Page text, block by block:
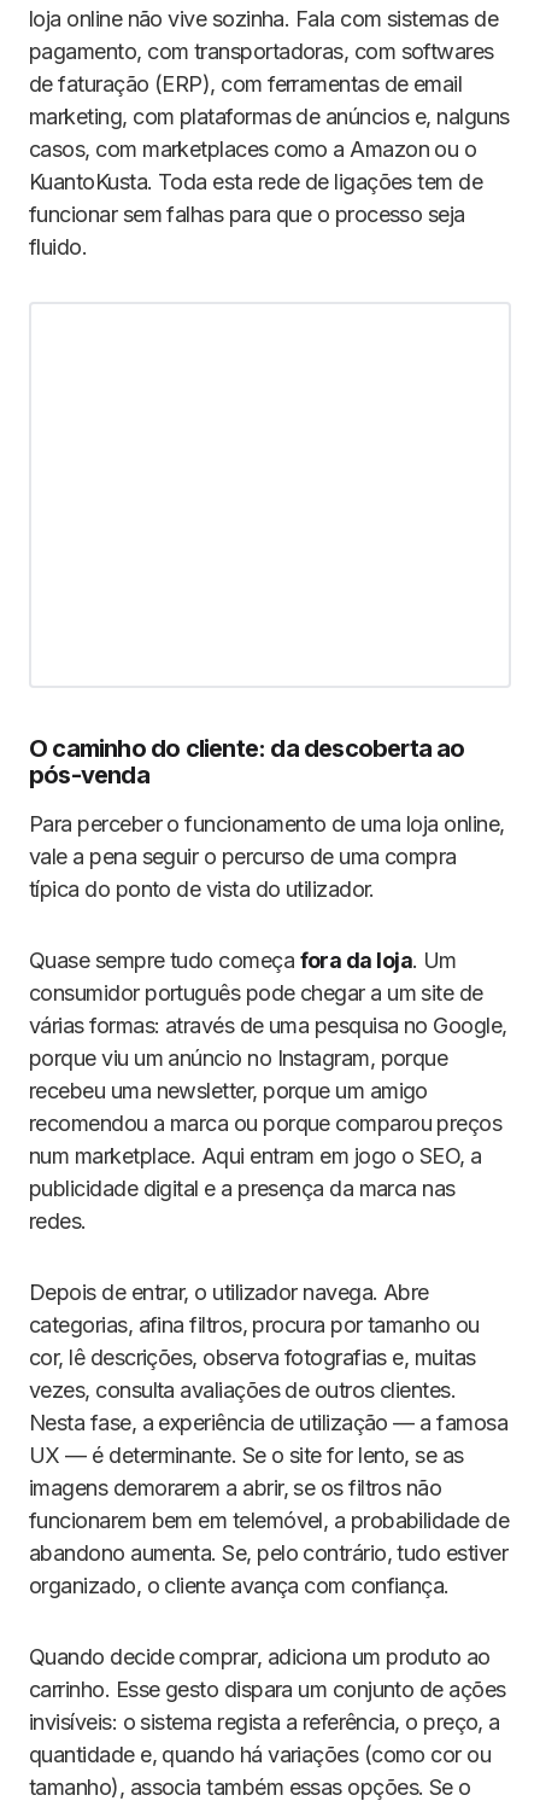
loja online não vive sozinha. Fala com sistemas de
pagamento, com transportadoras, com softwares
de faturação (ERP), com ferramentas de email
marketing, com plataformas de anúncios e, nalguns
casos, com marketplaces como a Amazon ou o
KuantoKusta. Toda esta rede de ligações tem de
funcionar sem falhas para que o processo seja
fluido.
O caminho do cliente: da descoberta ao
pós-venda
Para perceber o funcionamento de uma loja online,
vale a pena seguir o percurso de uma compra
típica do ponto de vista do utilizador.
Quase sempre tudo começa fora da loja. Um
consumidor português pode chegar a um site de
várias formas: através de uma pesquisa no Google,
porque viu um anúncio no Instagram, porque
recebeu uma newsletter, porque um amigo
recomendou a marca ou porque comparou preços
num marketplace. Aqui entram em jogo o SEO, a
publicidade digital e a presença da marca nas
redes.
Depois de entrar, o utilizador navega. Abre
categorias, afina filtros, procura por tamanho ou
cor, lê descrições, observa fotografias e, muitas
vezes, consulta avaliações de outros clientes.
Nesta fase, a experiência de utilização — a famosa
UX — é determinante. Se o site for lento, se as
imagens demorarem a abrir, se os filtros não
funcionarem bem em telemóvel, a probabilidade de
abandono aumenta. Se, pelo contrário, tudo estiver
organizado, o cliente avança com confiança.
Quando decide comprar, adiciona um produto ao
carrinho. Esse gesto dispara um conjunto de ações
invisíveis: o sistema regista a referência, o preço, a
quantidade e, quando há variações (como cor ou
tamanho), associa também essas opções. Se o